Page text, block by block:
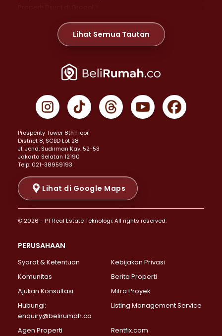
Properti Dijual di Meruya >
Properti Dijual di Jelambar >
Properti Dijual di Jakarta Pusat >
Properti Dijual di Gambir >
Properti Dijual di Johar Baru >
Properti Dijual di Menteng >
Properti Dijual di Senen >
Properti Dijual di Tanah Abang >
Properti Dijual di Cikini >
Properti Dijual di Kramat >
Properti Dijual di Pasar Baru >
Properti Dijual di Bendungan Hilir >
Properti Dijual di Jakarta Selatan >
Properti Dijual di Lebak Bulus >
Properti Dijual di Gandaria Selatan >
Properti Dijual di Pondok Labu >
Properti Dijual di Lenteng Agung >
Properti Dijual di Senayan >
Properti Dijual di Pondok Pinang >
Lihat Semua Tautan
Prosperity Tower 8th Floor
District 8, SCBD Lot 28
JI. Jend. Sudirman Kav. 52-53
Jakarta Selatan 12190
Telp: 021-38959193
Lihat di Google Maps
© 2026 - PT Real Estate Teknologi. All rights reserved.
PERUSAHAAN
Syarat & Ketentuan
Kebijakan Privasi
Komunitas
Berita Properti
Ajukan Konsultasi
Mitra Proyek
Hubungi:
enquiry@belirumah.co
Listing Management Service
Agen Properti Rentfix.com